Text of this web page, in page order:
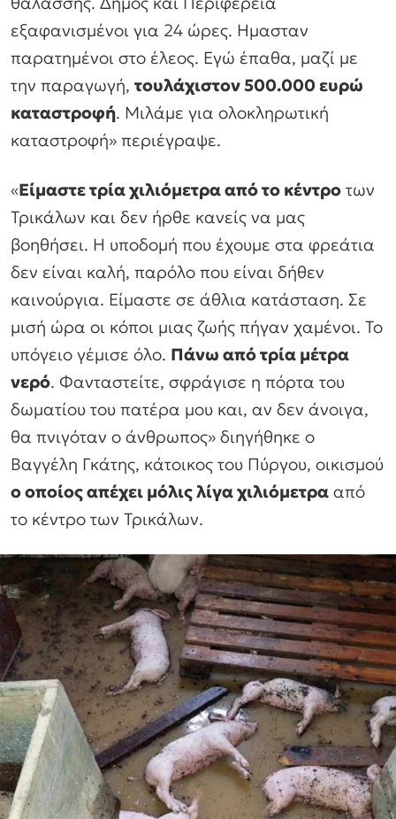
εξαφανισμένοι για 24 ώρες. Ημασταν
παρατημένοι στο έλεος. Εγώ έπαθα, μαζί με
την παραγωγή, τουλάχιστον 500.000 ευρώ
καταστροφή. Μιλάμε για ολοκληρωτική
καταστροφή» περιέγραψε.
«Είμαστε τρία χιλιόμετρα από το κέντρο των
Τρικάλων και δεν ήρθε κανείς να μας
βοηθήσει. Η υποδομή που έχουμε στα φρεάτια
δεν είναι καλή, παρόλο που είναι δήθεν
καινούργια. Είμαστε σε άθλια κατάσταση. Σε
μισή ώρα οι κόποι μιας ζωής πήγαν χαμένοι. Το
υπόγειο γέμισε όλο. Πάνω από τρία μέτρα
νερό. Φανταστείτε, σφράγισε η πόρτα του
δωματίου του πατέρα μου και, αν δεν άνοιγα,
θα πνιγόταν ο άνθρωπος» διηγήθηκε ο
Βαγγέλη Γκάτης, κάτοικος του Πύργου, οικισμού
ο οποίος απέχει μόλις λίγα χιλιόμετρα από
το κέντρο των Τρικάλων.